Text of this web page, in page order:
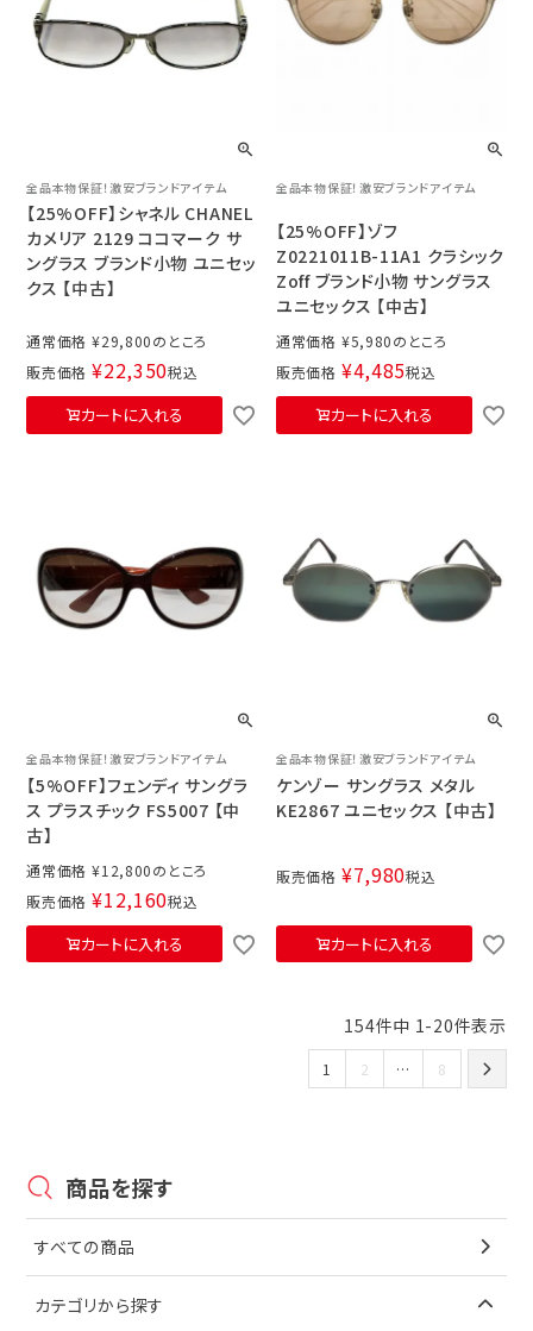
全品本物保証！激安ブランドアイテム
【25%OFF】シャネル CHANEL
カメリア 2129 ココマーク サ
ングラス ブランド小物 ユニセッ
クス 【中古】
通常価格 ¥29,800
販売価格 ¥22,350税込
カートに入れる
全品本物保証！激安ブランドアイテム
【25%OFF】ゾフ
Z0221011B-11A1 クラシック
Zoff ブランド小物 サングラス
ユニセックス 【中古】
通常価格 ¥5,980
販売価格 ¥4,485税込
カートに入れる
全品本物保証！激安ブランドアイテム
【5%OFF】フェンディ サングラ
ス プラスチック FS5007 【中
古】
通常価格 ¥12,800
販売価格 ¥12,160税込
カートに入れる
全品本物保証！激安ブランドアイテム
ケンゾー サングラス メタル
KE2867 ユニセックス 【中古】
販売価格 ¥7,980税込
カートに入れる
154件中 1-20件表示
1 2 … 8
商品を探す
すべての商品
カテゴリから探す